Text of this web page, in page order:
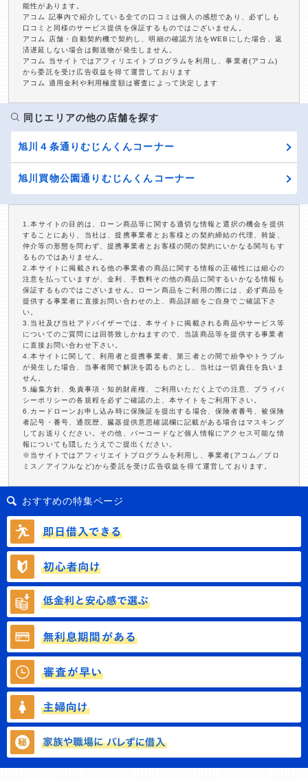
能性があります。
アコム 記事内で紹介している全ての口コミは個人の感想であり、必ずしも
口コミと同様のサービス提供を保証するものではございません。
アコム 店舗・自動契約機で契約し、明細の確認方法をWEBにした場合、返
済遅延しない場合は郵送物が発生しません。
アコム 当サイトではアフィリエイトプログラムを利用し、事業者(アコム)
から委託を受け広告収益を得て運営しております
アコム 適用金利や利用極度額は審査によって決定します
同じエリアの他の店舗を探す
旭川４条通りむじんくんコーナー
旭川買物公園通りむじんくんコーナー
1.本サイトの目的は、ローン商品等に関する適切な情報と選択の機会を提供
することにあり、当社は、提携事業者とお客様との契約締結の代理、斡旋、
仲介等の形態を問わず、提携事業者とお客様の間の契約にいかなる関与もす
るものではありません。
2.本サイトに掲載される他の事業者の商品に関する情報の正確性には細心の
注意を払っていますが、金利、手数料その他の商品に関するいかなる情報も
保証するものではございません。ローン商品をご利用の際には、必ず商品を
提供する事業者に直接お問い合わせの上、商品詳細をご自身でご確認下さ
い。
3.当社及び当社アドバイザーでは、本サイトに掲載される商品やサービス等
についてのご質問には回答致しかねますので、当該商品等を提供する事業者
に直接お問い合わせ下さい。
4.本サイトに関して、利用者と提携事業者、第三者との間で紛争やトラブル
が発生した場合、当事者間で解決を図るものとし、当社は一切責任を負いま
せん。
5.編集方針、免責事項・知的財産権、ご利用いただく上での注意、プライバ
シーポリシーの各規程を必ずご確認の上、本サイトをご利用下さい。
6.カードローンお申し込み時に保険証を提出する場合、保険者番号、被保険
者記号・番号、通院歴、臓器提供意思確認欄に記載がある場合はマスキング
してお送りください。その他、バーコードなど個人情報にアクセス可能な情
報についても隠したうえでご提出ください。
※当サイトではアフィリエイトプログラムを利用し、事業者(アコム／プロ
ミス／アイフルなど)から委託を受け広告収益を得て運営しております。
おすすめの特集ページ